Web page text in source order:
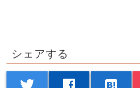
シェアする